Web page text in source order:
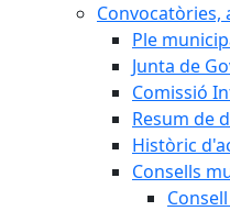
Convocatòries,
Ple
Junta de
Comissió
Resum de
Històric
Consells